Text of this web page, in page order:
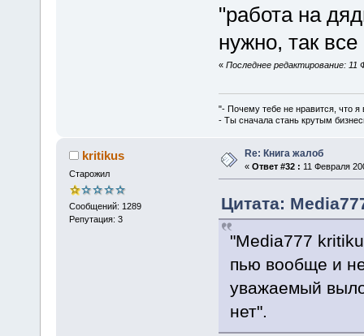
"работа на
нужно, так
« Последнее редактирование: 11
"- Почему тебе не нравится, что я
- Ты сначала стань крутым
kritikus
Старожил
Сообщений: 1289
Репутация: 3
Re: Книга жалоб
« Ответ #32 : 11 Февраля
Цитата:
"Media777
пью вообще и
уважаемый
нет".